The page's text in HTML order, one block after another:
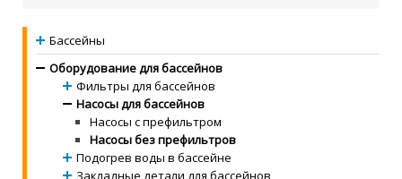
Бассейны
Оборудование для бассейнов
Фильтры для бассейнов
Насосы для бассейнов
Насосы с префильтром
Насосы без префильтров
Подогрев воды в бассейне
Закладные детали для бассейнов